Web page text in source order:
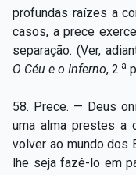
profundas raízes a
casos, a prece
separação. (Ver,
O Céu e o Inferno, 2.a
58. Prece. — Deus
uma alma prestes a
volver ao mundo dos
lhe seja fazê-lo em